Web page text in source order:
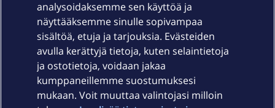
Laitteet & liittymät
Palvelut
analysoidaksemme sen käyttöä ja
näyttääksemme sinulle sopivampaa
sisältöä, etuja ja tarjouksia. Evästeiden
avulla kerättyjä tietoja, kuten selaintietoja
ja ostotietoja, voidaan jakaa
kumppaneillemme suostumuksesi
mukaan. Voit muuttaa valintojasi milloin